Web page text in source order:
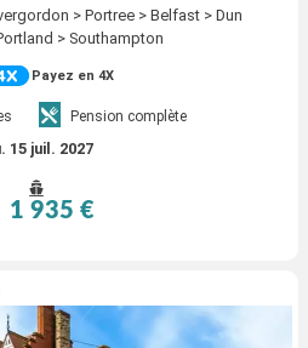
> Portree > Belfast > Dun
> Southampton
Payez en 4X
Pension complète
15 juil. 2027
1 935 €